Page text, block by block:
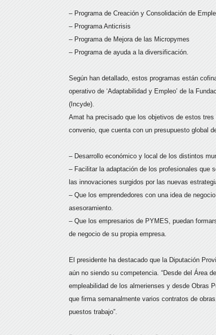
– Programa de Creación y Consolidación de
– Programa Anticrisis
– Programa de Mejora de las Micropymes
– Programa de ayuda a la diversificación.
Según han detallado, estos programas están
operativo de ‘Adaptabilidad y Empleo’ de la
(Incyde).
Amat ha precisado que los objetivos de estos
convenio, que cuenta con un presupuesto global
– Desarrollo económico y local de los distintos
– Facilitar la adaptación de los profesionales que
las innovaciones surgidos por las nuevas
– Que los emprendedores con una idea de
asesoramiento.
– Que los empresarios de PYMES, puedan
de negocio de su propia empresa.
El presidente ha destacado que la Diputación
aún no siendo su competencia. “Desde del Área
empleabilidad de los almerienses y desde Obras
que firma semanalmente varios contratos de
puestos trabajo”.